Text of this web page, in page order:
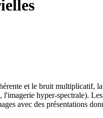
et le bruit multiplicatif,
hyper-spectrale).
avec des présentations